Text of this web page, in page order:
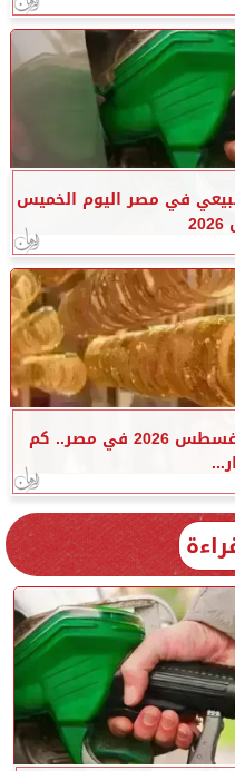
في مصر اليوم الخميس
أسعار الذهب اليوم الخميس 6 أغسطس 2026 في مصر.. كم